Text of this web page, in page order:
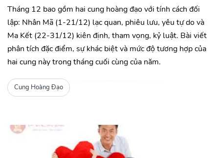
Tháng 12 bao gồm hai cung hoàng đạo với tính cách đối
lập: Nhân Mã (1-21/12) lạc quan, phiêu lưu, yêu tự do và
Ma Kết (22-31/12) kiên định, tham vọng, kỷ luật. Bài viết
phân tích đặc điểm, sự khác biệt và mức độ tương hợp của
hai cung này trong tháng cuối cùng của năm.
Cung Hoàng Đạo